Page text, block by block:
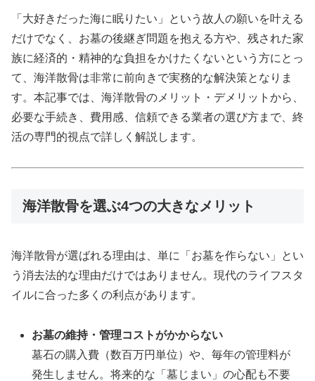
「大好きだった海に眠りたい」という故人の願いを叶える
だけでなく、お墓の後継ぎ問題を抱える方や、残された家
族に経済的・精神的な負担をかけたくないという方にとっ
て、海洋散骨は非常に前向きで実務的な解決策となりま
す。本記事では、海洋散骨のメリット・デメリットから、
必要な手続き、費用感、信頼できる業者の選び方まで、終
活の専門的視点で詳しく解説します。
海洋散骨を選ぶ4つの大きなメリット
海洋散骨が選ばれる理由は、単に「お墓を作らない」とい
う消去法的な理由だけではありません。現代のライフスタ
イルに合った多くの利点があります。
お墓の維持・管理コストがかからない
墓石の購入費（数百万円単位）や、毎年の管理料が
発生しません。将来的な「墓じまい」の心配も不要